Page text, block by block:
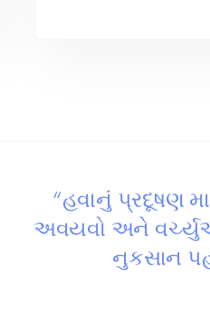
“હવાનું પ્રદૂષણ
અવયવો અને
નુકસાન